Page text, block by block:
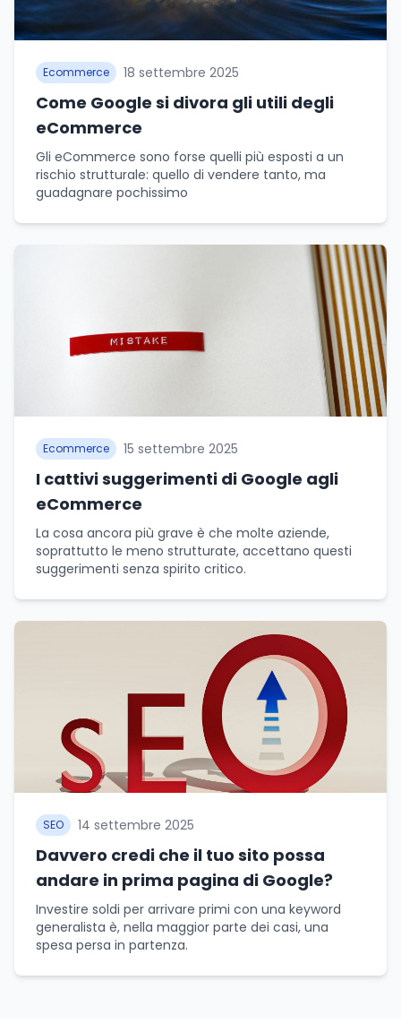
Ecommerce 18 settembre 2025
Come Google si divora gli utili degli
eCommerce
Gli eCommerce sono forse quelli più esposti a un
rischio strutturale: quello di vendere tanto, ma
guadagnare pochissimo
Ecommerce 15 settembre 2025
I cattivi suggerimenti di Google agli
eCommerce
La cosa ancora più grave è che molte aziende,
soprattutto le meno strutturate, accettano questi
suggerimenti senza spirito critico.
SEO 14 settembre 2025
Davvero credi che il tuo sito possa
andare in prima pagina di Google?
Investire soldi per arrivare primi con una keyword
generalista è, nella maggior parte dei casi, una
spesa persa in partenza.